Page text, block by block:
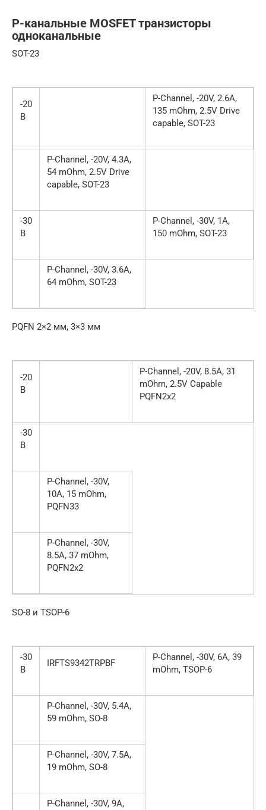
P-канальные MOSFET транзисторы
одноканальные
SOT-23
-20
В
P-Channel, -20V, 2.6A,
135 mOhm, 2.5V Drive
capable, SOT-23
P-Channel, -20V, 4.3A,
54 mOhm, 2.5V Drive
capable, SOT-23
-30
В
P-Channel, -30V, 1A,
150 mOhm, SOT-23
P-Channel, -30V, 3.6A,
64 mOhm, SOT-23
PQFN 2×2 мм, 3×3 мм
-20
В
P-Channel, -20V, 8.5A, 31
mOhm, 2.5V Capable
PQFN2x2
-30
В
P-Channel, -30V,
10A, 15 mOhm,
PQFN33
P-Channel, -30V,
8.5A, 37 mOhm,
PQFN2x2
SO-8 и TSOP-6
-30
В
IRFTS9342TRPBF
P-Channel, -30V, 6A, 39
mOhm, TSOP-6
P-Channel, -30V, 5.4A,
59 mOhm, SO-8
P-Channel, -30V, 7.5A,
19 mOhm, SO-8
P-Channel, -30V, 9A,